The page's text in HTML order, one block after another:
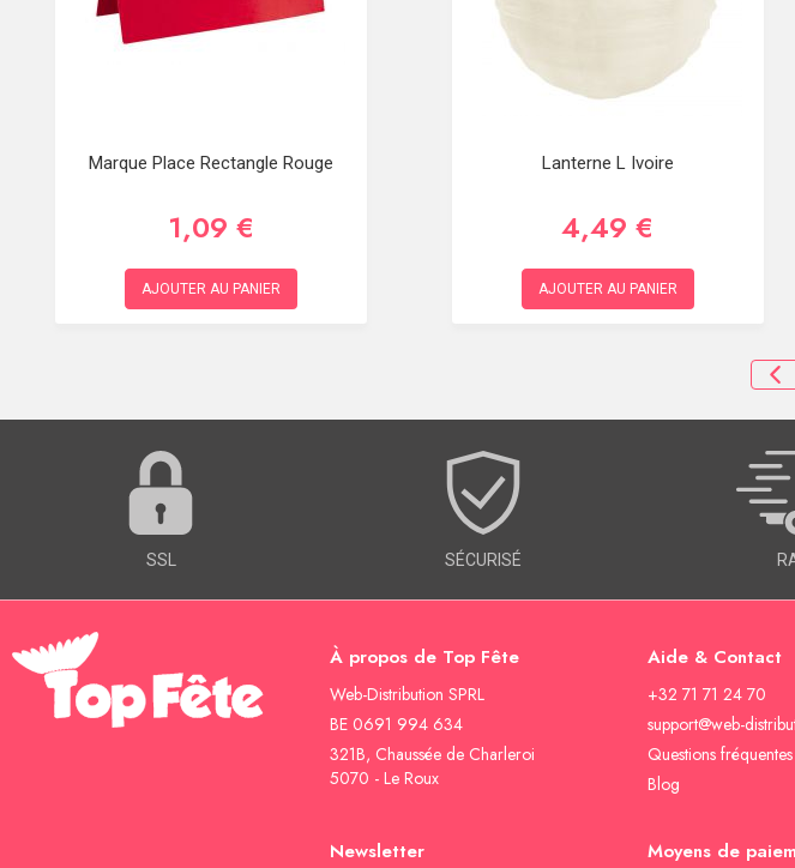
Marque Place Rectangle Rouge
1,09 €
AJOUTER AU PANIER
Lanterne L Ivoire
4,49 €
AJOUTER AU PANIER
SSL SÉCURISÉ
À propos de Top Fête
Web-Distribution SPRL
BE 0691 994 634
321B, Chaussée de Charleroi
5070 - Le Roux
Aide & Contact
+32 71 71 24 70
support@web-
Questions fréquentes
Blog
Newsletter Moyens de